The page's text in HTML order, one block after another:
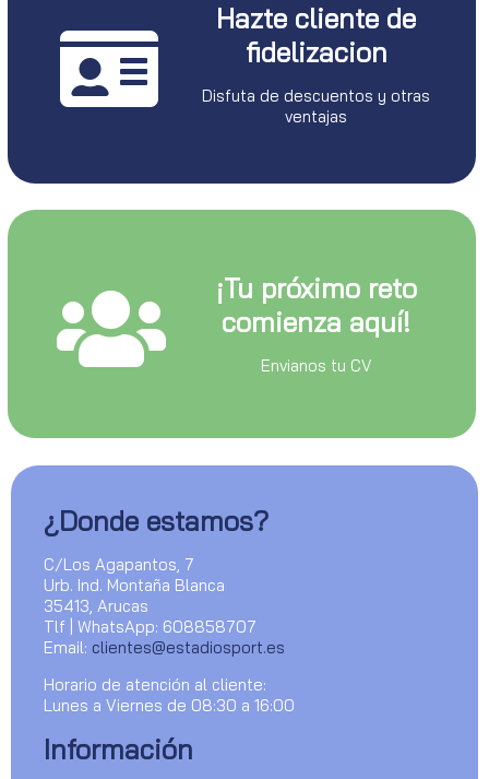
Hazte cliente de
fidelizacion
Disfuta de descuentos y otras
ventajas
¡Tu próximo reto
comienza aquí!
Envianos tu CV
¿Donde estamos?
C/Los Agapantos, 7
Urb. Ind. Montaña Blanca
35413, Arucas
Tlf | WhatsApp: 608858707
Email: clientes@estadiosport.es
Horario de atención al cliente:
Lunes a Viernes de 08:30 a 16:00
Información